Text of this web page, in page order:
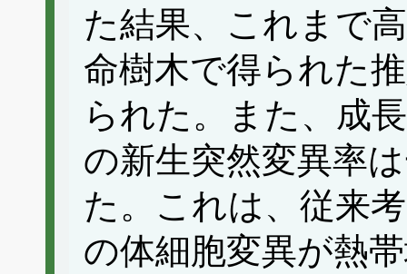
た結果、これまで
命樹木で得られた
られた。また、成
の新生突然変異率
た。これは、従来
の体細胞変異が熱